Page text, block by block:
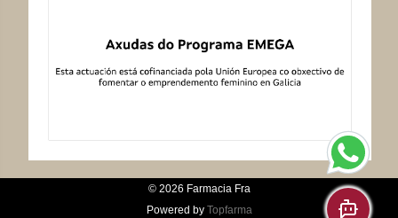
© 2026 Farmacia Fra
Powered by Topfarma